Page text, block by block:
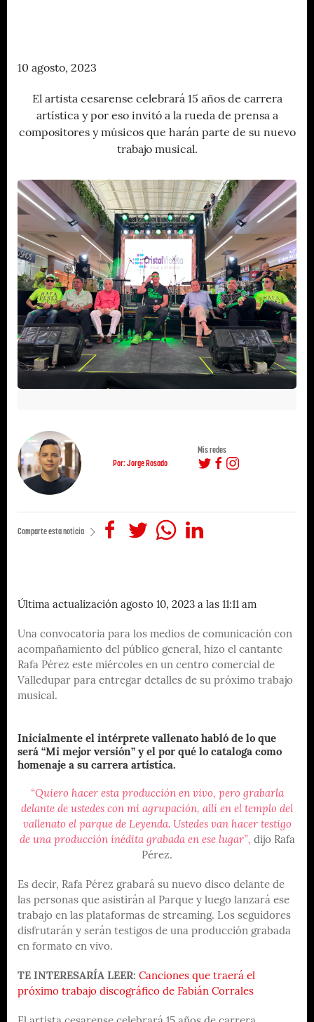
10 agosto, 2023
El artista cesarense celebrará 15 años de carrera
artística y por eso invitó a la rueda de prensa a
compositores y músicos que harán parte de su nuevo
trabajo musical.
Por: Jorge Rosado
Mis redes
Comparte esta noticia
Última actualización agosto 10, 2023 a las 11:11 am
Una convocatoria para los medios de comunicación con
acompañamiento del público general, hizo el cantante
Rafa Pérez este miércoles en un centro comercial de
Valledupar para entregar detalles de su próximo trabajo
musical.
Inicialmente el intérprete vallenato habló de lo que
será “Mi mejor versión” y el por qué lo cataloga como
homenaje a su carrera artística.
“Quiero hacer esta producción en vivo, pero grabarla
delante de ustedes con mi agrupación, allí en el templo del
vallenato el parque de Leyenda. Ustedes van hacer testigo
de una producción inédita grabada en ese lugar”, dijo Rafa
Pérez.
Es decir, Rafa Pérez grabará su nuevo disco delante de
las personas que asistirán al Parque y luego lanzará ese
trabajo en las plataformas de streaming. Los seguidores
disfrutarán y serán testigos de una producción grabada
en formato en vivo.
TE INTERESARÍA LEER: Canciones que traerá el
próximo trabajo discográfico de Fabián Corrales